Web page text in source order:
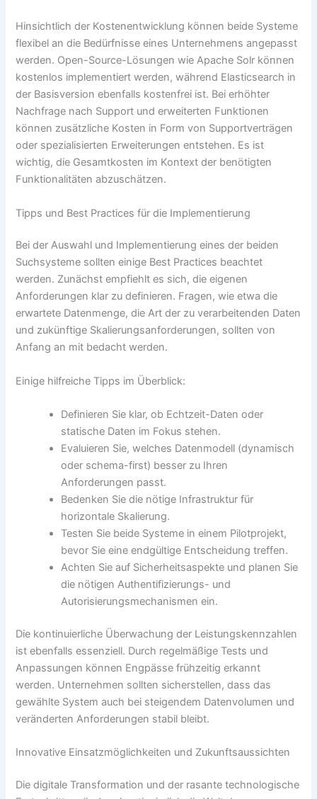
Hinsichtlich der Kostenentwicklung können beide Systeme
flexibel an die Bedürfnisse eines Unternehmens angepasst
werden. Open-Source-Lösungen wie Apache Solr können
kostenlos implementiert werden, während Elasticsearch in
der Basisversion ebenfalls kostenfrei ist. Bei erhöhter
Nachfrage nach Support und erweiterten Funktionen
können zusätzliche Kosten in Form von Supportverträgen
oder spezialisierten Erweiterungen entstehen. Es ist
wichtig, die Gesamtkosten im Kontext der benötigten
Funktionalitäten abzuschätzen.
Tipps und Best Practices für die Implementierung
Bei der Auswahl und Implementierung eines der beiden
Suchsysteme sollten einige Best Practices beachtet
werden. Zunächst empfiehlt es sich, die eigenen
Anforderungen klar zu definieren. Fragen, wie etwa die
erwartete Datenmenge, die Art der zu verarbeitenden Daten
und zukünftige Skalierungsanforderungen, sollten von
Anfang an mit bedacht werden.
Einige hilfreiche Tipps im Überblick:
Definieren Sie klar, ob Echtzeit-Daten oder
statische Daten im Fokus stehen.
Evaluieren Sie, welches Datenmodell (dynamisch
oder schema-first) besser zu Ihren
Anforderungen passt.
Bedenken Sie die nötige Infrastruktur für
horizontale Skalierung.
Testen Sie beide Systeme in einem Pilotprojekt,
bevor Sie eine endgültige Entscheidung treffen.
Achten Sie auf Sicherheitsaspekte und planen Sie
die nötigen Authentifizierungs- und
Autorisierungsmechanismen ein.
Die kontinuierliche Überwachung der Leistungskennzahlen
ist ebenfalls essenziell. Durch regelmäßige Tests und
Anpassungen können Engpässe frühzeitig erkannt
werden. Unternehmen sollten sicherstellen, dass das
gewählte System auch bei steigendem Datenvolumen und
veränderten Anforderungen stabil bleibt.
Innovative Einsatzmöglichkeiten und Zukunftsaussichten
Die digitale Transformation und der rasante technologische